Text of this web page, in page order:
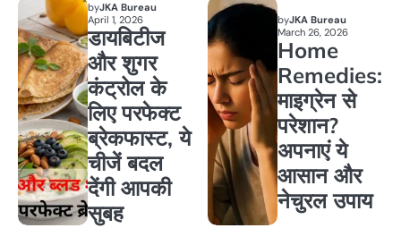
byJKA Bureau
April 1, 2026
डायबिटीज
और शुगर
कंट्रोल के
लिए परफेक्ट
ब्रेकफास्ट, ये
चीजें बदल
देंगी आपकी
सुबह
byJKA Bureau
March 26, 2026
Home
Remedies:
माइग्रेन से
परेशान?
अपनाएं ये
आसान और
नेचुरल उपाय